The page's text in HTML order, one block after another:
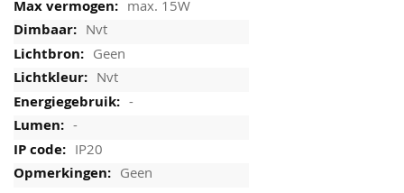
max. 15W
Nvt
Geen
Nvt
-
-
IP20
Geen